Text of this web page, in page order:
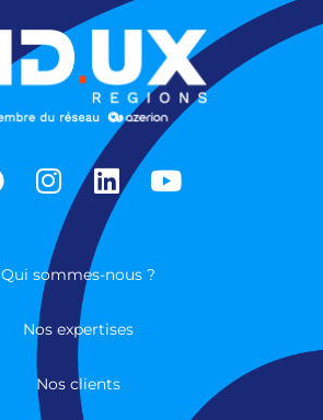
Qui sommes-nous ?
Nos expertises
Nos clients